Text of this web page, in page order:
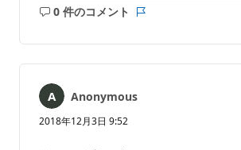
0 件のコメント
コ
ト
あ
り
ト
Anonymous
2018年12月3日 9:52